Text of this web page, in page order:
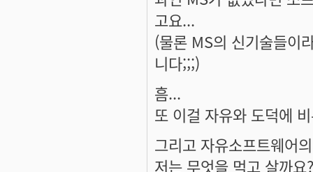
고요...
(물론 MS의 신기술들이
니다;;;)
흠...
또 이걸 자유와 도덕에
그리고 자유소프트웨어
저는 무엇을 먹고 살까요